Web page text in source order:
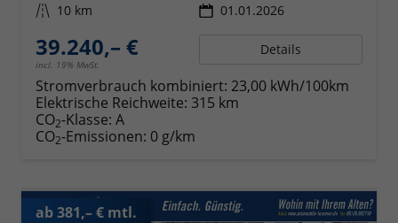
Kilometerstand 10 km 01.01.2026
39.240,– €
incl. 19% MwSt.
Details
Stromverbrauch kombiniert: 23,00 kWh/100km
Elektrische Reichweite: 315 km
CO2-Klasse: A
CO2-Emissionen: 0 g/km
ab 381,– € mtl.